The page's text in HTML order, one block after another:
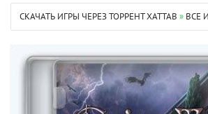
СКАЧАТЬ ИГРЫ ЧЕРЕЗ ТОРРЕНТ XATTAB » ВСЕ